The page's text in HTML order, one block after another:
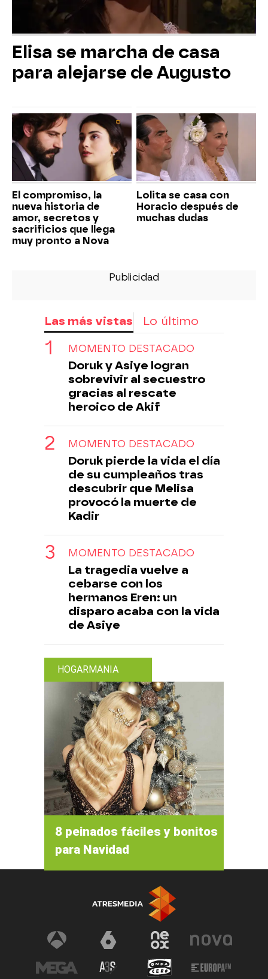
Elisa se marcha de casa
para alejarse de Augusto
El compromiso, la
nueva historia de
amor, secretos y
sacrificios que llega
muy pronto a Nova
Lolita se casa con
Horacio después de
muchas dudas
Las más vistas Lo último
MOMENTO DESTACADO
Doruk y Asiye logran
sobrevivir al secuestro
gracias al rescate
heroico de Akif
MOMENTO DESTACADO
Doruk pierde la vida el día
de su cumpleaños tras
descubrir que Melisa
provocó la muerte de
Kadir
MOMENTO DESTACADO
La tragedia vuelve a
cebarse con los
hermanos Eren: un
disparo acaba con la vida
de Asiye
HOGARMANIA
8 peinados fáciles y bonitos
para Navidad